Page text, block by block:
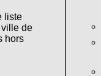
liste
de
hors